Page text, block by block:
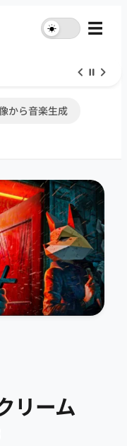
☀︎ ☰
から音楽生成
リーム